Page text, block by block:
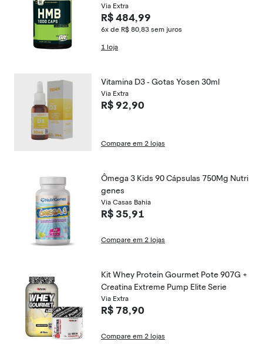
Via Extra
R$ 484,99
6x de R$ 80,83 sem juros
1 loja
Vitamina D3 - Gotas Yosen 30ml
Via Extra
R$ 92,90
Compare em 2 lojas
Ômega 3 Kids 90 Cápsulas 750Mg Nutri
genes
Via Casas Bahia
R$ 35,91
Compare em 2 lojas
Kit Whey Protein Gourmet Pote 907G +
Creatina Extreme Pump Elite Serie
Via Extra
R$ 78,90
Compare em 2 lojas